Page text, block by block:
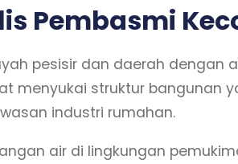
Pembasmi
pesisir dan daerah dengan
menyukai struktur bangunan
industri rumahan.
air di lingkungan